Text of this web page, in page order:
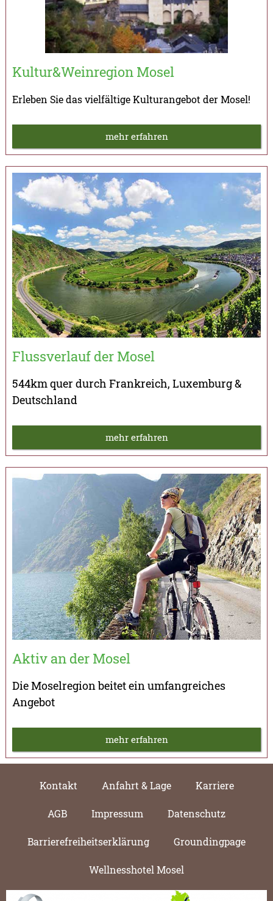
Kultur&Weinregion Mosel
Erleben Sie das vielfältige Kulturangebot der Mosel!
mehr erfahren
Flussverlauf der Mosel
544km quer durch Frankreich, Luxemburg &
Deutschland
mehr erfahren
Aktiv an der Mosel
Die Moselregion beitet ein umfangreiches
Angebot
mehr erfahren
Kontakt Anfahrt & Lage Karriere
AGB Impressum Datenschutz
Barrierefreiheitserklärung Groundingpage
Wellnesshotel Mosel